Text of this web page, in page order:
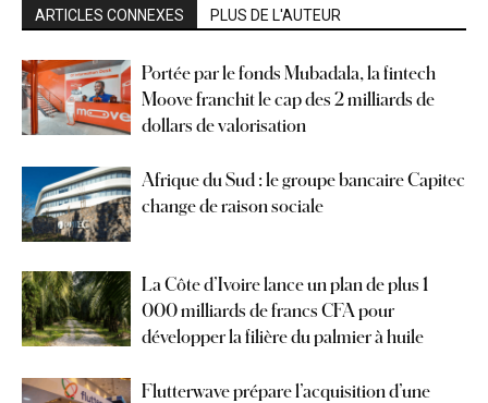
ARTICLES CONNEXES PLUS DE L'AUTEUR
Portée par le fonds Mubadala, la fintech
Moove franchit le cap des 2 milliards de
dollars de valorisation
Afrique du Sud : le groupe bancaire Capitec
change de raison sociale
La Côte d’Ivoire lance un plan de plus 1
000 milliards de francs CFA pour
développer la filière du palmier à huile
Flutterwave prépare l’acquisition d’une